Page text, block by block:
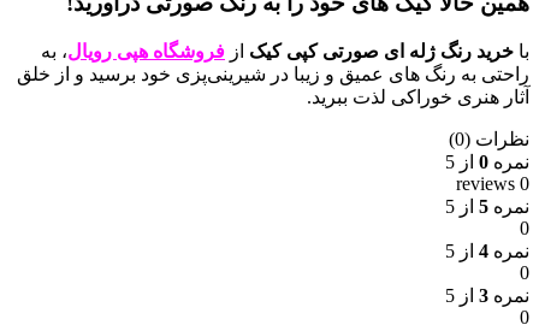
با خرید رنگ ژله ای صورتی کپی کیک از فروشگاه هپی رویال، به
راحتی به رنگ های عمیق و زیبا در شیرینی‌پزی خود برسید و از خلق
آثار هنری خوراکی لذت ببرید.
نظرات (0)
نمره 0 از 5
0 reviews
نمره 5 از 5
0
نمره 4 از 5
0
نمره 3 از 5
0